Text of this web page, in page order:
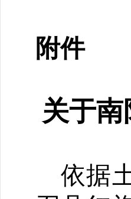
附件
关于
依据